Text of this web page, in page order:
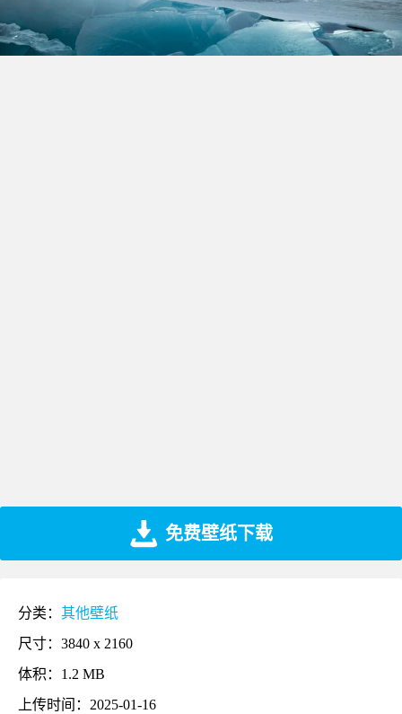
免费壁纸下载
分类： 其他壁纸
尺寸：3840 x 2160
体积：1.2 MB
上传时间：2025-01-16